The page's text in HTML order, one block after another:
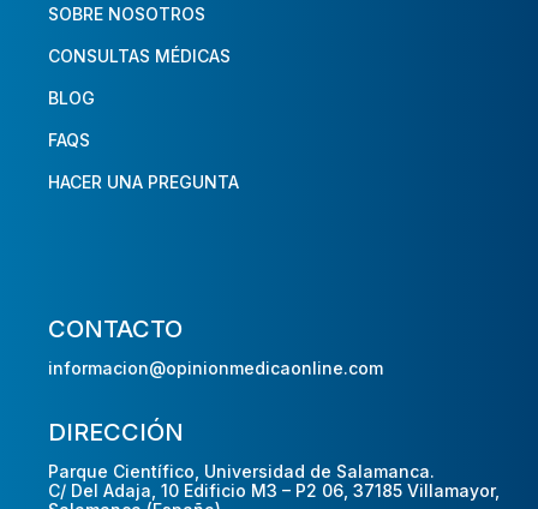
SOBRE NOSOTROS
CONSULTAS MÉDICAS
BLOG
FAQS
HACER UNA PREGUNTA
CONTACTO
informacion@opinionmedicaonline.com
DIRECCIÓN
Parque Científico, Universidad de Salamanca.
C/ Del Adaja, 10 Edificio M3 – P2 06, 37185 Villamayor,